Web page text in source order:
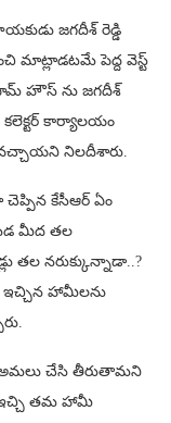
జగదీశ్ రెడ్డి
మాట్లాడటమే పెద్ద వెస్ట్
హౌస్ ను జగదీశ్
కలెక్టర్ కార్యాలయం
వచ్చాయని నిలదీశారు.
కేసీఆర్ ఏం
మీద తల
తల నరుక్కున్నాడా..?
ఇచ్చిన హామీలను
అమలు చేసి తీరుతామని
ఇచ్చి తమ హామీ